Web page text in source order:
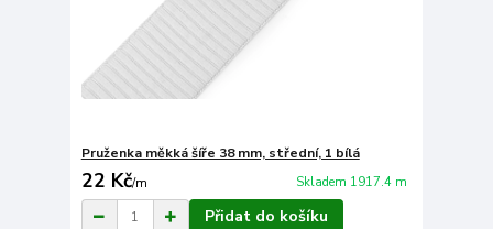
Pruženka měkká šíře 38 mm, střední, 1 bílá
22 Kč/m Skladem 1917.4 m
Přidat do košíku